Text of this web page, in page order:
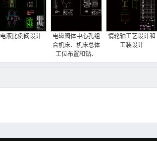
电液比例阀设计
电磁阀体中心孔组
合机床、机床总体
工位布置和钻、
扩、铰工位液压系
惰轮轴工艺设计和
工装设计